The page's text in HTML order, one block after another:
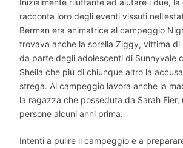
racconta loro degli eventi vissuti
Berman era animatrice al campeggio
trovava anche la sorella Ziggy, vittima di
da parte degli adolescenti di Sunnyvale
Sheila che più di chiunque altro la
strega. Al campeggio lavora anche la
la ragazza che posseduta da Sarah Fier,
persone alcuni anni prima.
Intenti a pulire il campeggio e a